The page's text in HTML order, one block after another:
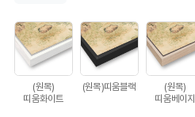
(원목)
띠움화이트
(원목)띠움블랙
(원목)
띠움베이지